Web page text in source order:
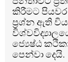
කිරීමට පියවර
ප්‍රශ්න ඇති
ජ්‍යෙෂ්ඨ
පෙන්වා දෙයි.